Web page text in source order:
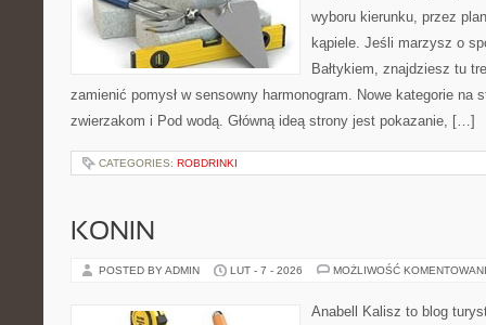
wyboru kierunku, przez
kąpiele. Jeśli marzysz o
Bałtykiem, znajdziesz tu
zamienić pomysł w sensowny harmonogram. Nowe kategorie na
zwierzakom i Pod wodą. Główną ideą strony jest pokazanie, […]
CATEGORIES: ROBDRINKI
KONIN
POSTED BY ADMIN LUT - 7 - 2026 MOŻLIWOŚĆ
Anabell Kalisz to blog